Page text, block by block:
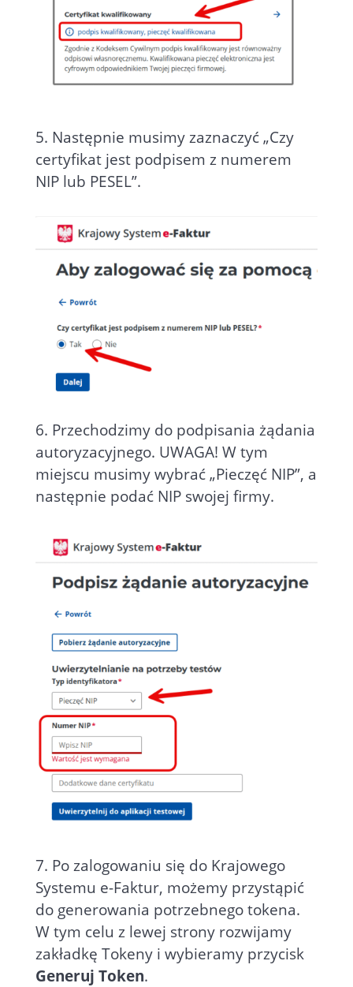
5. Następnie musimy zaznaczyć „Czy
certyfikat jest podpisem z numerem
NIP lub PESEL”.
6. Przechodzimy do podpisania żądania
autoryzacyjnego. UWAGA! W tym
miejscu musimy wybrać „Pieczęć NIP”, a
następnie podać NIP swojej firmy.
7. Po zalogowaniu się do Krajowego
Systemu e-Faktur, możemy przystąpić
do generowania potrzebnego tokena.
W tym celu z lewej strony rozwijamy
zakładkę Tokeny i wybieramy przycisk
Generuj Token.